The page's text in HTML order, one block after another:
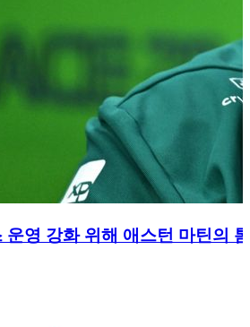
운영 강화 위해 애스턴 마틴의